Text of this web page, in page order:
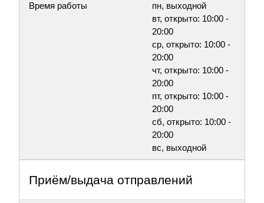
Время работы
пн, выходной
вт, открыто: 10:00 -
20:00
ср, открыто: 10:00 -
20:00
чт, открыто: 10:00 -
20:00
пт, открыто: 10:00 -
20:00
сб, открыто: 10:00 -
20:00
вс, выходной
Приём/выдача отправлений